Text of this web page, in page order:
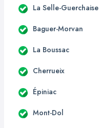
La Selle-Guerchaise
Baguer-Morvan
La Boussac
Cherrueix
Épiniac
Mont-Dol